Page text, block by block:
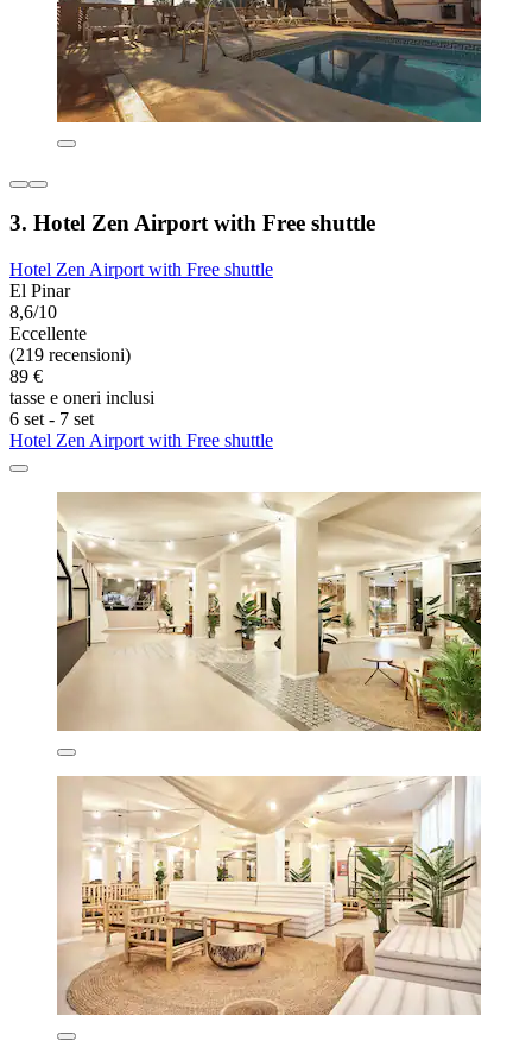
3. Hotel Zen Airport with Free shuttle
Hotel Zen Airport with Free shuttle
El Pinar
8,6/10
Eccellente
(219 recensioni)
89 €
tasse e oneri inclusi
6 set - 7 set
Hotel Zen Airport with Free shuttle